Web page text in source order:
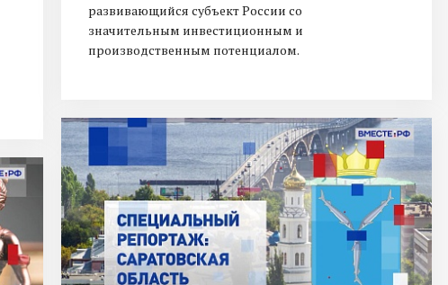
развивающийся субъект России со
значительным инвестиционным и
производственным потенциалом.